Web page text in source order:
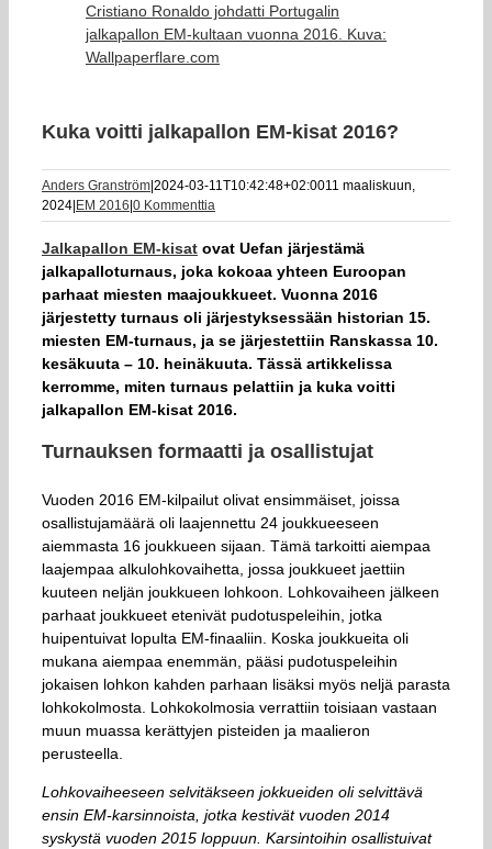
Cristiano Ronaldo johdatti Portugalin
jalkapallon EM-kultaan vuonna 2016. Kuva:
Wallpaperflare.com
Kuka voitti jalkapallon EM-kisat 2016?
Anders Granström 2024-03-11T10:42:48+02:0011 maaliskuun,
2024 EM 2016 0 Kommenttia
Jalkapallon EM-kisat ovat Uefan järjestämä
jalkapalloturnaus, joka kokoaa yhteen Euroopan
parhaat miesten maajoukkueet. Vuonna 2016
järjestetty turnaus oli järjestyksessään historian 15.
miesten EM-turnaus, ja se järjestettiin Ranskassa 10.
kesäkuuta – 10. heinäkuuta. Tässä artikkelissa
kerromme, miten turnaus pelattiin ja kuka voitti
jalkapallon EM-kisat 2016.
Turnauksen formaatti ja osallistujat
Vuoden 2016 EM-kilpailut olivat ensimmäiset, joissa
osallistujamäärä oli laajennettu 24 joukkueeseen
aiemmasta 16 joukkueen sijaan. Tämä tarkoitti aiempaa
laajempaa alkulohkovaihetta, jossa joukkueet jaettiin
kuuteen neljän joukkueen lohkoon. Lohkovaiheen jälkeen
parhaat joukkueet etenivät pudotuspeleihin, jotka
huipentuivat lopulta EM-finaaliin. Koska joukkueita oli
mukana aiempaa enemmän, pääsi pudotuspeleihin
jokaisen lohkon kahden parhaan lisäksi myös neljä parasta
lohkokolmosta. Lohkokolmosia verrattiin toisiaan vastaan
muun muassa kerättyjen pisteiden ja maalieron
perusteella.
Lohkovaiheeseen selvitäkseen jokkueiden oli selvittävä
ensin EM-karsinnoista, jotka kestivät vuoden 2014
syskystä vuoden 2015 loppuun. Karsintoihin osallistuivat